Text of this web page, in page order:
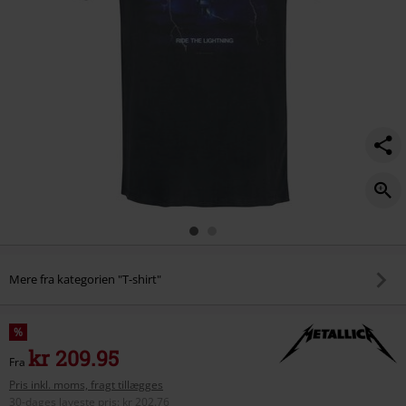
Mere fra kategorien "T-shirt"
%
Fra kr 209.95
Pris inkl. moms, fragt tillægges
30-dages laveste pris
kr 202.76